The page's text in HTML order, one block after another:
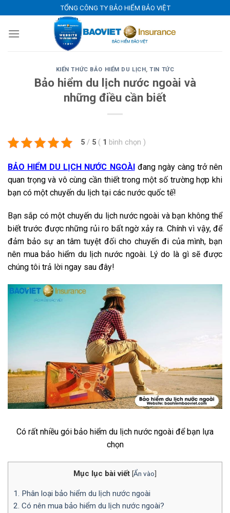
to
content
TỔNG CÔNG TY BẢO HIỂM BẢO VIỆT
KIẾN THỨC BẢO HIỂM DU LỊCH,TIN TỨC
Bảo hiểm du lịch nước ngoài và
những điều cần biết
5 / 5 ( 1 bình chọn )
BẢO HIỂM DU LỊCH NƯỚC NGOÀIđang ngày càng trở nên
quan trọng và vô cùng cần thiết trong một số trường hợp khi
bạn có một chuyến du lịch tại các nước quốc tế!
Bạn sắp có một chuyến du lịch nước ngoài và bạn không thể
biết trước được những rủi ro bất ngờ xảy ra. Chính vì vậy, để
đảm bảo sự an tâm tuyệt đối cho chuyến đi của mình, bạn
nên mua bảo hiểm du lịch nước ngoài. Lý do là gì sẽ được
chúng tôi trả lời ngay sau đây!
Có rất nhiều gói bảo hiểm du lịch nước ngoài để bạn lựa
chọn
Mục lục bài viết [Ẩn vào]
1. Phân loại bảo hiểm du lịch nước ngoài
2. Có nên mua bảo hiểm du lịch nước ngoài?